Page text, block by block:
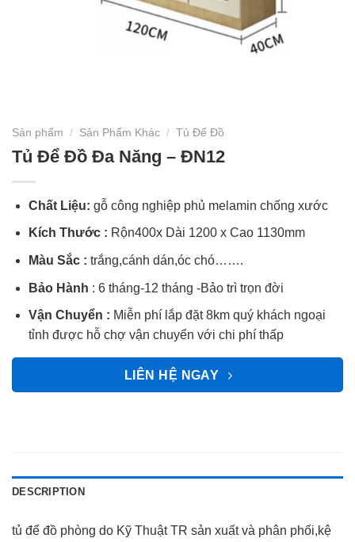
Sản phẩm / Sản Phẩm Khác / Tủ Để Đồ
Tủ Để Đồ Đa Năng – ĐN12
Chất Liệu: gỗ công nghiệp phủ melamin chống xước
Kích Thước : Rộn400x Dài 1200 x Cao 1130mm
Màu Sắc : trắng,cánh dán,óc chó…….
Bảo Hành : 6 tháng-12 tháng -Bảo trì trọn đời
Vận Chuyển : Miễn phí lắp đặt 8km quý khách ngoại
tỉnh được hỗ chợ vận chuyển với chi phí thấp
LIÊN HỆ NGAY
DESCRIPTION
tủ để đồ phòng do Kỹ Thuật TR sản xuất và phân phối,kệ